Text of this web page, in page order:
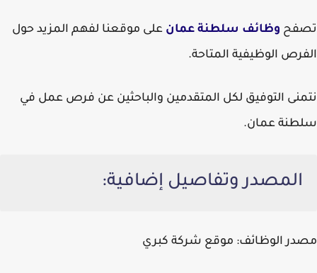
تصفح وظائف سلطنة عمان على موقعنا لفهم المزيد حول
الفرص الوظيفية المتاحة.
نتمنى التوفيق لكل المتقدمين والباحثين عن فرص عمل في
سلطنة عمان.
المصدر وتفاصيل إضافية:
مصدر الوظائف: موقع شركة كبري